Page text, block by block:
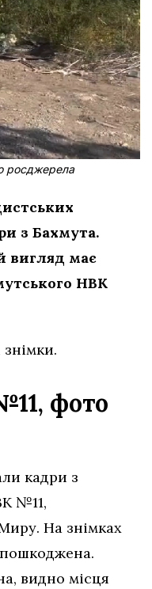
росджерела
з Бахмута.
вигляд має
НВК
знімки.
фото
кадри з
№11,
На знімках
видно місця